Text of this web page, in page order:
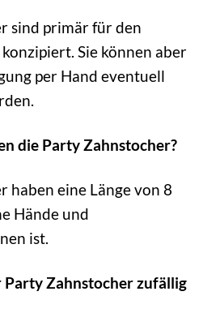
sind primär für den
Sie können aber
per Hand eventuell
die Party Zahnstocher?
haben eine Länge von 8
Hände und
ist.
Party Zahnstocher zufällig